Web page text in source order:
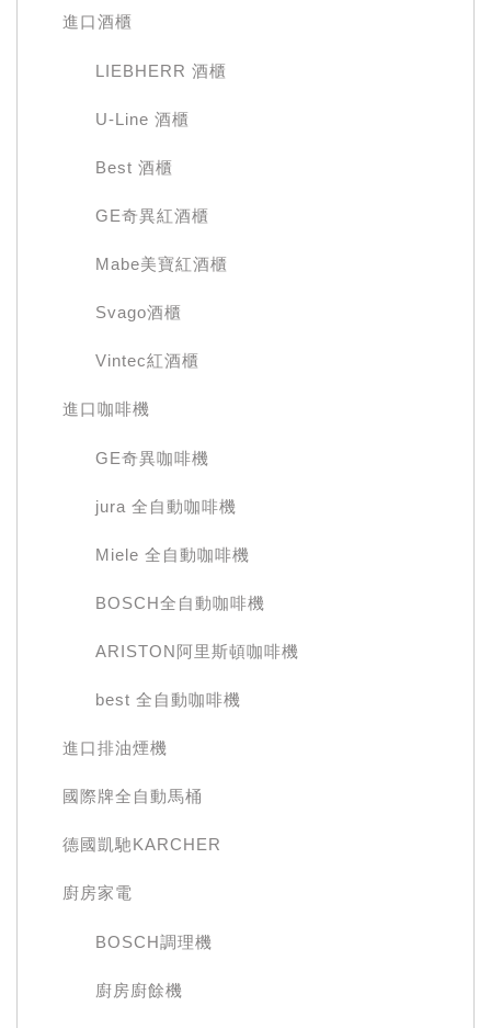
進口酒櫃
LIEBHERR 酒櫃
U-Line 酒櫃
Best 酒櫃
GE奇異紅酒櫃
Mabe美寶紅酒櫃
Svago酒櫃
Vintec紅酒櫃
進口咖啡機
GE奇異咖啡機
jura 全自動咖啡機
Miele 全自動咖啡機
BOSCH全自動咖啡機
ARISTON阿里斯頓咖啡機
best 全自動咖啡機
進口排油煙機
國際牌全自動馬桶
德國凱馳KARCHER
廚房家電
BOSCH調理機
廚房廚餘機